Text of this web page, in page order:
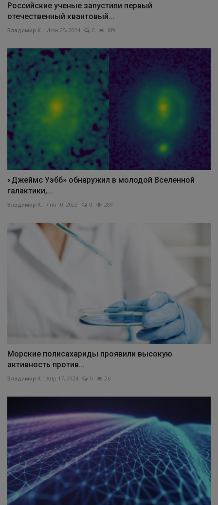
Российские ученые запустили первый
отечественный квантовый...
Владимир К. Июн 25, 2024 0 189
«Джеймс Уэбб» обнаружил в молодой Вселенной
галактики,...
Владимир К. Янв 10, 2023 0 289
Морские полисахариды проявили высокую
активность против...
Владимир К. Апр 17, 2024 0 26